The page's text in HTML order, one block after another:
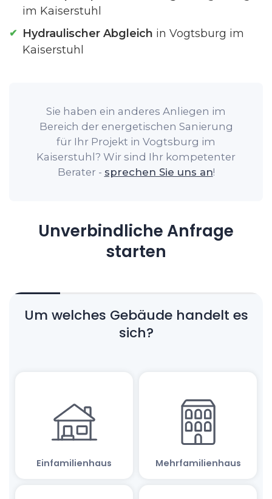
im Kaiserstuhl
Hydraulischer Abgleich in Vogtsburg im
Kaiserstuhl
Sie haben ein anderes Anliegen im
Bereich der energetischen Sanierung
für Ihr Projekt in Vogtsburg im
Kaiserstuhl? Wir sind Ihr kompetenter
Berater - sprechen Sie uns an!
Unverbindliche Anfrage
starten